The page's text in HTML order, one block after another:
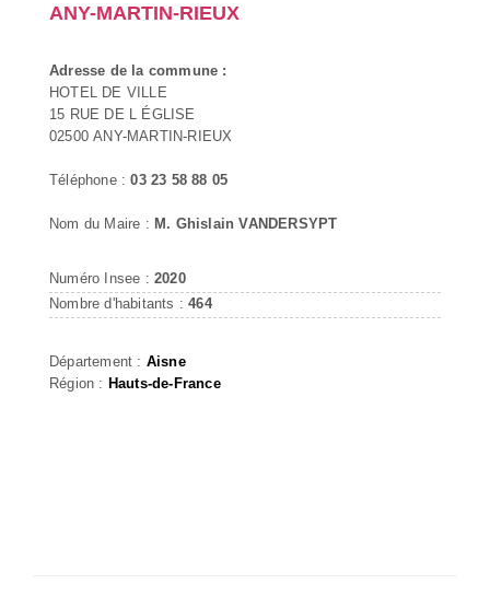
ANY-MARTIN-RIEUX
Adresse de la commune :
HOTEL DE VILLE
15 RUE DE L ÉGLISE
02500 ANY-MARTIN-RIEUX
Téléphone :03 23 58 88 05
Nom du Maire : M. Ghislain VANDERSYPT
Numéro Insee : 2020
Nombre d'habitants :464
Département : Aisne
Région : Hauts-de-France